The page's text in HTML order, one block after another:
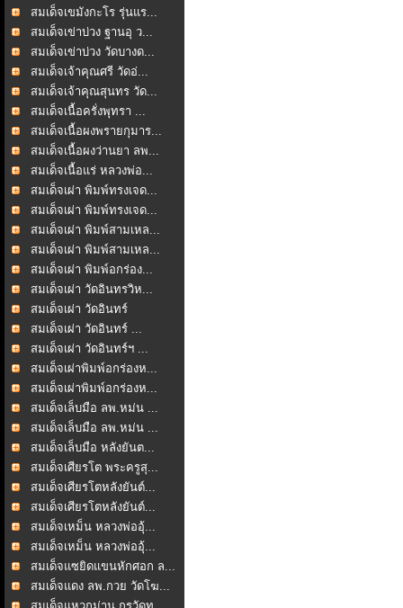
สมเด็จเขมังกะโร รุ่นแร...
สมเด็จเข่าบ่วง ฐานอุ ว...
สมเด็จเข่าบ่วง วัดบางด...
สมเด็จเจ้าคุณศรี วัดอ่...
สมเด็จเจ้าคุณสุนทร วัด...
สมเด็จเนื้อครั่งพุทรา ...
สมเด็จเนื้อผงพรายกุมาร...
สมเด็จเนื้อผงว่านยา ลพ...
สมเด็จเนื้อแร่ หลวงพ่อ...
สมเด็จเผ่า พิมพ์ทรงเจด...
สมเด็จเผ่า พิมพ์ทรงเจด...
สมเด็จเผ่า พิมพ์สามเหล...
สมเด็จเผ่า พิมพ์สามเหล...
สมเด็จเผ่า พิมพ์อกร่อง...
สมเด็จเผ่า วัดอินทรวิห...
สมเด็จเผ่า วัดอินทร์
สมเด็จเผ่า วัดอินทร์ ...
สมเด็จเผ่า วัดอินทร์ฯ ...
สมเด็จเผ่าพิมพ์อกร่องห...
สมเด็จเผ่าพิมพ์อกร่องห...
สมเด็จเล็บมือ ลพ.หม่น ...
สมเด็จเล็บมือ ลพ.หม่น ...
สมเด็จเล็บมือ หลังยันต...
สมเด็จเศียรโต พระครูสุ...
สมเด็จเศียรโตหลังยันต์...
สมเด็จเศียรโตหลังยันต์...
สมเด็จเหม็น หลวงพ่ออุ้...
สมเด็จเหม็น หลวงพ่ออุ้...
สมเด็จแซยิดแขนหักศอก ล...
สมเด็จแดง ลพ.กวย วัดโฆ...